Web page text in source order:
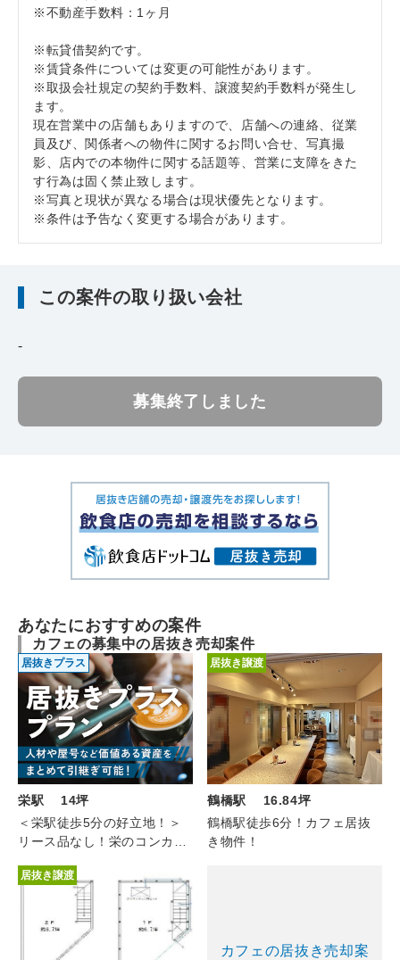
※不動産手数料：1ヶ月
※転貸借契約です。
※賃貸条件については変更の可能性があります。
※取扱会社規定の契約手数料、譲渡契約手数料が発生し
ます。
現在営業中の店舗もありますので、店舗への連絡、従業
員及び、関係者への物件に関するお問い合せ、写真撮
影、店内での本物件に関する話題等、営業に支障をきた
す行為は固く禁止致します。
※写真と現状が異なる場合は現状優先となります。
※条件は予告なく変更する場合があります。
この案件の取り扱い会社
-
募集終了しました
あなたにおすすめの案件
カフェの募集中の居抜き売却案件
居抜きプラス
栄駅 14坪
＜栄駅徒歩5分の好立地！＞
リース品なし！栄のコンカフ
居抜き譲渡
鶴橋駅 16.84坪
鶴橋駅徒歩6分！カフェ居抜
き物件！
居抜き譲渡
カフェの居抜き売却案